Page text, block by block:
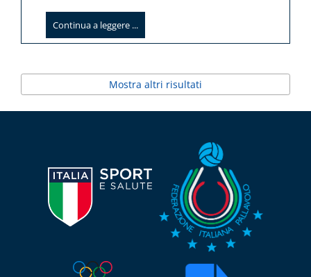
Continua a leggere ...
Mostra altri risultati